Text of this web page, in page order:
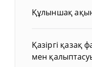
Құлыншақ
Қазіргі қазақ
мен